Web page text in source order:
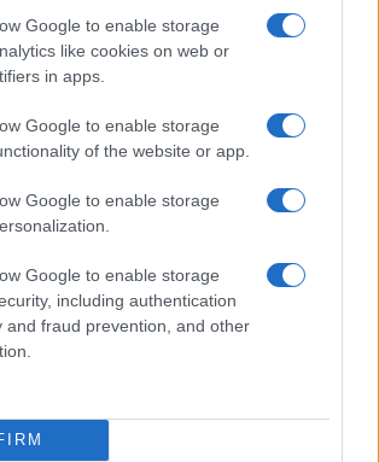
Google to enable storage
like cookies on web or
in apps.
Google to enable storage
of the website or app.
Google to enable storage
Google to enable storage
including authentication
and fraud prevention, and other
2023, 12:30